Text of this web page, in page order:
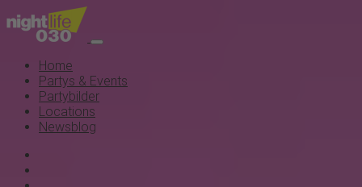
Home
Partys & Events
Partybilder
Locations
Newsblog